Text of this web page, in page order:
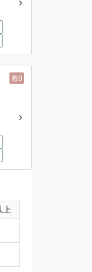
敷0
上